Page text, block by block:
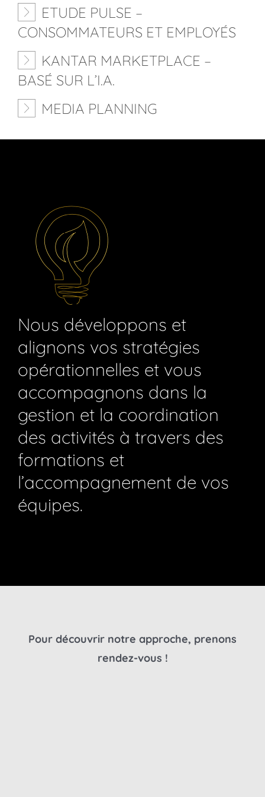
ETUDE PULSE –
CONSOMMATEURS ET EMPLOYÉS
KANTAR MARKETPLACE –
BASÉ SUR L’I.A.
MEDIA PLANNING
Nous développons et
alignons vos stratégies
opérationnelles et vous
accompagnons dans la
gestion et la coordination
des activités à travers des
formations et
l’accompagnement de vos
équipes.
Pour découvrir notre approche, prenons
rendez-vous !